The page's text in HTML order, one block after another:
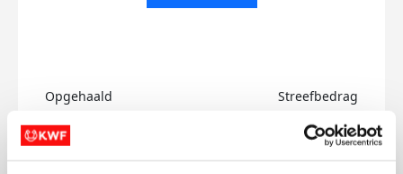
Opgehaald
€0
Streefbedrag
€100